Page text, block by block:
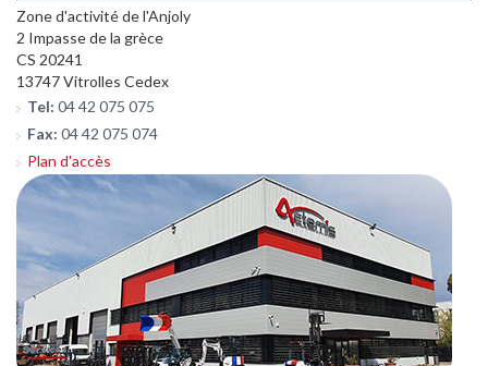
Zone d'activité de l'Anjoly
2 Impasse de la grèce
CS 20241
13747 Vitrolles Cedex
Tel: 04 42 075 075
Fax: 04 42 075 074
Plan d'accès